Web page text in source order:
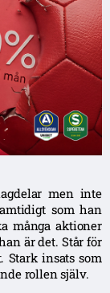
men inte
som han
många aktioner
är det. Står för
Stark insats som
rollen själv.